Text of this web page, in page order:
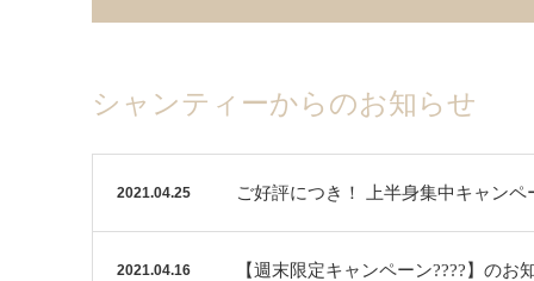
シャンティーからのお知らせ
2021.04.25 ご好評につき！ 上半身集中キャン
2021.04.16 【週末限定キャンペーン????】のお